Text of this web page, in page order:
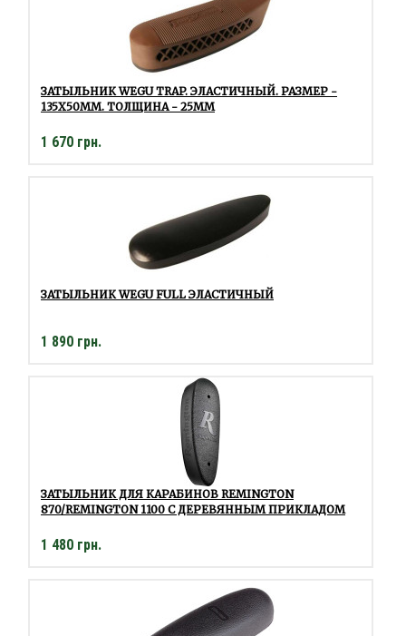
ЗАТЫЛЬНИК WEGU TRAP. ЭЛАСТИЧНЫЙ. РАЗМЕР -
135Х50ММ. ТОЛЩИНА - 25ММ
1 670 грн.
ЗАТЫЛЬНИК WEGU FULL ЭЛАСТИЧНЫЙ
1 890 грн.
ЗАТЫЛЬНИК ДЛЯ КАРАБИНОВ REMINGTON
870/REMINGTON 1100 C ДЕРЕВЯННЫМ ПРИКЛАДОМ
1 480 грн.